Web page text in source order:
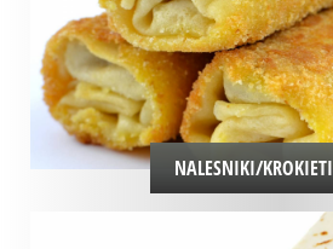
NALESNIKI/KROKIETI